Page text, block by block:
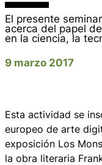
El presente
acerca del papel
en la ciencia, la
9 marzo 2017
Esta actividad se
europeo de arte
exposición Los
la obra literaria